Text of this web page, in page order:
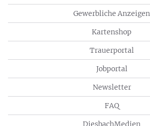
Gewerbliche Anzeigen
Kartenshop
Trauerportal
Jobportal
Newsletter
FAQ
DiesbachMedien